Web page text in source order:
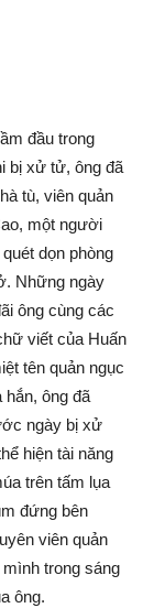
đầu trong
bị xử tử, ông đã
tù, viên quản
một người
dọn phòng
Những ngày
ông cùng các
viết của Huấn
tên quản ngục
hắn, ông đã
ngày bị xử
hiện tài năng
trên tấm lụa
đứng bên
viên quản
trong sáng
ông.